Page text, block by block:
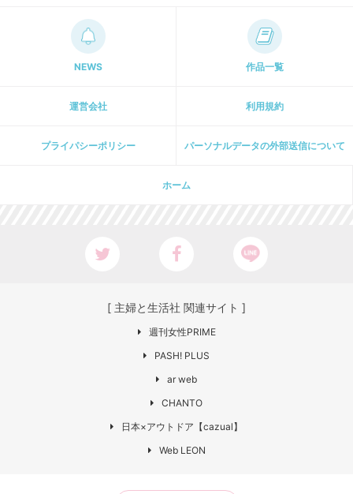
NEWS 作品一覧
運営会社 利用規約
プライパシーポリシー パーソナルデータの外部送信について
ホーム
[ 主婦と生活社 関連サイト ]
週刊女性PRIME
PASH! PLUS
ar web
CHANTO
日本×アウトドア【cazual】
Web LEON